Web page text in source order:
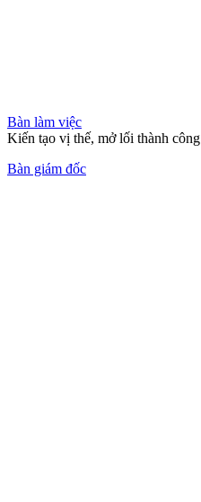
Bàn làm việc
Kiến tạo vị thế, mở lối thành công
Bàn giám đốc